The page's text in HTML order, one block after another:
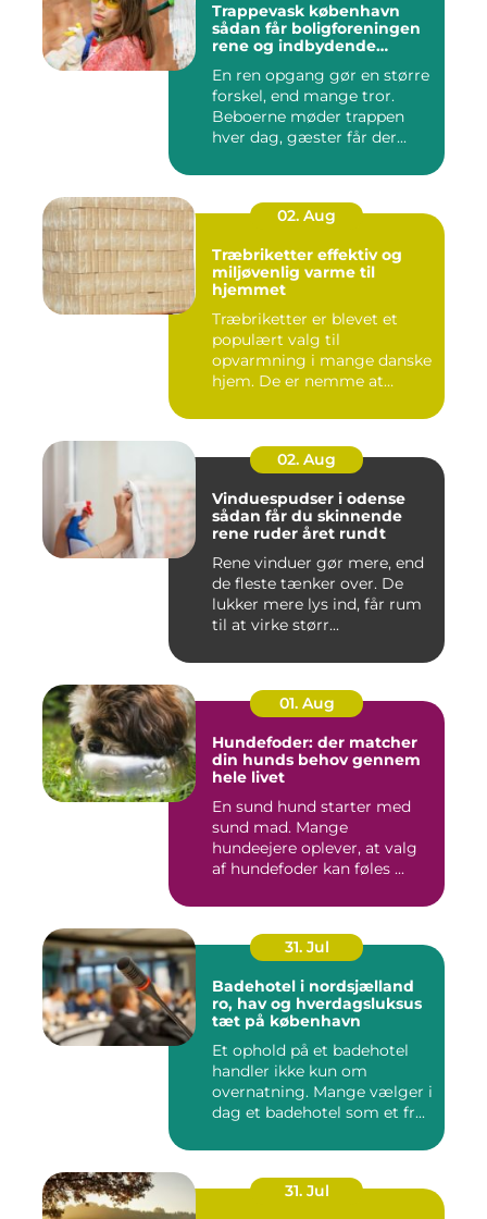
Trappevask københavn
sådan får boligforeningen
rene og indbydende
En ren opgang gør en større
forskel, end mange tror.
Beboerne møder trappen
hver dag, gæster får der...
02. Aug
Træbriketter effektiv og
miljøvenlig varme til
hjemmet
Træbriketter er blevet et
populært valg til
opvarmning i mange danske
hjem. De er nemme at
02. Aug
Vinduespudser i odense
sådan får du skinnende
rene ruder året rundt
Rene vinduer gør mere, end
de fleste tænker over. De
lukker mere lys ind, får rum
til at virke størr...
01. Aug
Hundefoder: der matcher
din hunds behov gennem
hele livet
En sund hund starter med
sund mad. Mange
hundeejere oplever, at valg
af hundefoder kan føles ...
31. Jul
Badehotel i nordsjælland
ro, hav og hverdagsluksus
tæt på københavn
Et ophold på et badehotel
handler ikke kun om
overnatning. Mange vælger i
dag et badehotel som et fr...
31. Jul